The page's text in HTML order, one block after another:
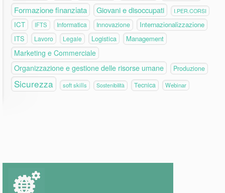
Formazione finanziata Giovani e disoccupati I.PER.CORSI
ICT IFTS Informatica Innovazione
Internazionalizzazione
ITS
Lavoro Legale Logistica Management
Marketing e Commerciale
Organizzazione e gestione delle risorse umane Produzione
Sicurezza soft skills Sostenibilità Tecnica Webinar